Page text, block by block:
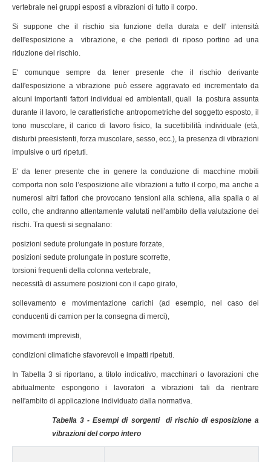
vertebrale nei gruppi esposti a vibrazioni di tutto il corpo.
Si suppone che il rischio sia funzione della durata e dell' intensità
dell'esposizione a vibrazione, e che periodi di riposo portino ad una
riduzione del rischio.
E' comunque sempre da tener presente che il rischio derivante
dall'esposizione a vibrazione può essere aggravato ed incrementato da
alcuni importanti fattori individuai ed ambientali, quali la postura assunta
durante il lavoro, le caratteristiche antropometriche del soggetto esposto, il
tono muscolare, il carico di lavoro fisico, la sucettibilità individuale (età,
disturbi preesistenti, forza muscolare, sesso, ecc.), la presenza di vibrazioni
impulsive o urti ripetuti.
E' da tener presente che in genere la conduzione di macchine mobili
comporta non solo l’esposizione alle vibrazioni a tutto il corpo, ma anche a
numerosi altri fattori che provocano tensioni alla schiena, alla spalla o al
collo, che andranno attentamente valutati nell'ambito della valutazione dei
rischi. Tra questi si segnalano:
posizioni sedute prolungate in posture forzate,
posizioni sedute prolungate in posture scorrette,
torsioni frequenti della colonna vertebrale,
necessità di assumere posizioni con il capo girato,
sollevamento e movimentazione carichi (ad esempio, nel caso dei
conducenti di camion per la consegna di merci),
movimenti imprevisti,
condizioni climatiche sfavorevoli e impatti ripetuti.
In Tabella 3 si riportano, a titolo indicativo, macchinari o lavorazioni che
abitualmente espongono i lavoratori a vibrazioni tali da rientrare
nell'ambito di applicazione individuato dalla normativa.
Tabella 3 - Esempi di sorgenti di rischio di esposizione a
vibrazioni del corpo intero